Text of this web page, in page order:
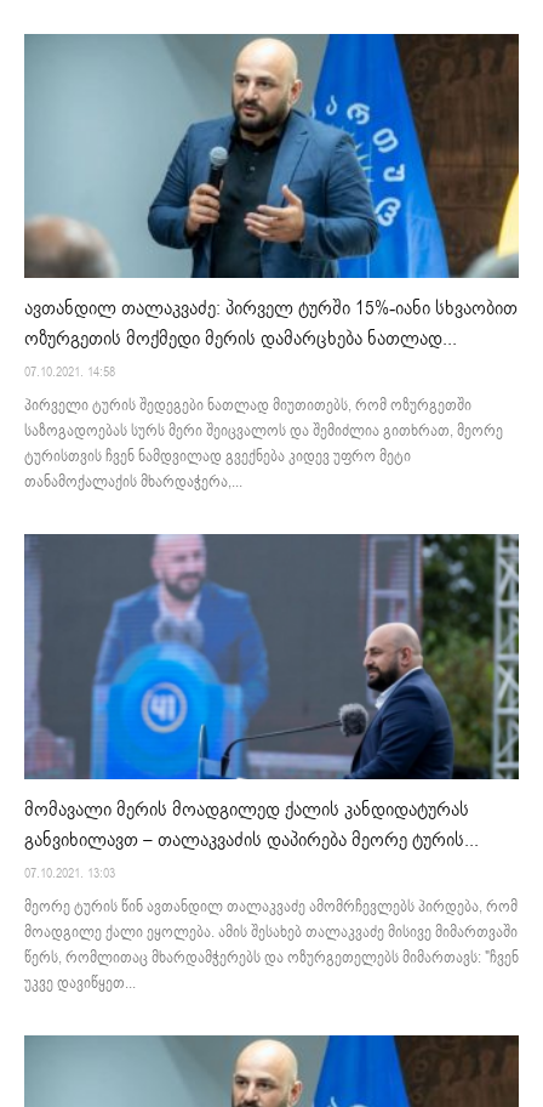
ავთანდილ თალაკვაძე: პირველ ტურში 15%-იანი სხვაობით
ოზურგეთის მოქმედი მერის დამარცხება ნათლად...
07.10.2021. 14:58
პირველი ტურის შედეგები ნათლად მიუთითებს, რომ ოზურგეთში
საზოგადოებას სურს მერი შეიცვალოს და შემიძლია გითხრათ, მეორე
ტურისთვის ჩვენ ნამდვილად გვექნება კიდევ უფრო მეტი
თანამოქალაქის მხარდაჭერა,...
მომავალი მერის მოადგილედ ქალის კანდიდატურას
განვიხილავთ – თალაკვაძის დაპირება მეორე ტურის...
07.10.2021. 13:03
მეორე ტურის წინ ავთანდილ თალაკვაძე ამომრჩევლებს პირდება, რომ
მოადგილე ქალი ეყოლება. ამის შესახებ თალაკვაძე მისივე მიმართვაში
წერს, რომლითაც მხარდამჭერებს და ოზურგეთელებს მიმართავს: "ჩვენ
უკვე დავიწყეთ...